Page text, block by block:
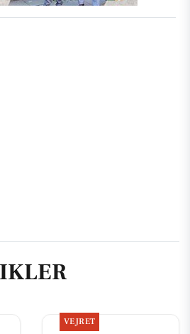
VEJRET